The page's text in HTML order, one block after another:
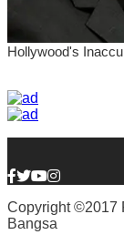
Copyright ©2017
Bangsa